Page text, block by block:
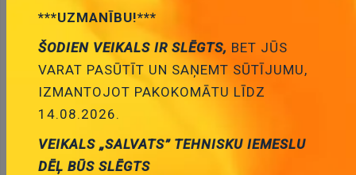
* Produktu fotogrāfijas ir tikai noskatīšanai un var dažreiz
vienādas.
Drošības transformators 30VA, 230VAC, 230V,
IP30, Mounting: DIN, Pēc iepriekšēja
pasūtījuma
Cena: 69.76 €
***UZMANĪBU!***
ŠODIEN VEIKALS IR SLĒGTS, BET JŪS
VARAT PASŪTĪT UN SAŅEMT SŪTĪJUMU,
IZMANTOJOT PAKOKOMĀTU LĪDZ
14.08.2026.
VEIKALS „SALVATS” TEHNISKU IEMESLU
DĒĻ BŪS SLĒGTS